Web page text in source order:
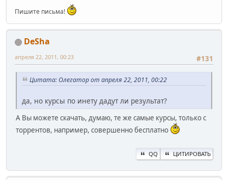
Пишите письма!
DeSha
#131
апреля 22, 2011, 00:23
Цитата: Олегатор от апреля 22, 2011, 00:22
да, но курсы по инету дадут ли результат?
А Вы можете скачать, думаю, те же самые курсы, только с
торрентов, например, совершенно бесплатно
QQ ЦИТИРОВАТЬ